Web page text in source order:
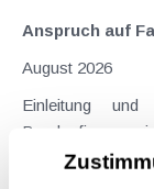
Anspruch auf
August 2026
Einleitung und
hatte sich mit